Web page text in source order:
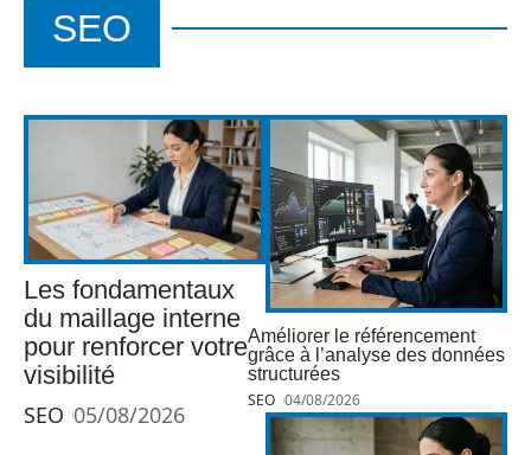
SEO
Les fondamentaux
du maillage interne
pour renforcer votre
visibilité
SEO 05/08/2026
Améliorer le référencement
grâce à l’analyse des données
structurées
SEO 04/08/2026